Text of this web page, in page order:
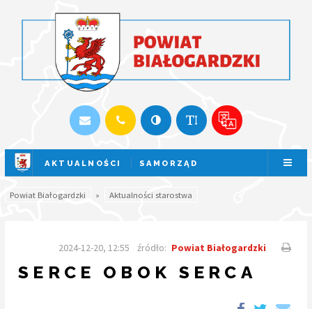
AKTUALNOŚCI SAMORZĄD
SESJA NA ŻYWO
Powiat Białogardzki » Aktualności starostwa
2024-12-20, 12:55 źródło: Powiat Białogardzki
SERCE OBOK SERCA